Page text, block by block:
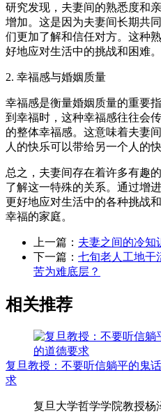
研究发现，夫妻间的熟悉度和
增加。这是因为夫妻间长期共
们更加了解和信任对方。这种
好地应对生活中的挑战和困难。
2. 幸福感与婚姻质量
幸福感是衡量婚姻质量的重要
到幸福时，这种幸福感往往会
的整体幸福感。这意味着夫妻
人的快乐可以带给另一个人的快
总之，夫妻间存在着许多有趣
了解这一特殊的关系。通过增
更好地应对生活中的各种挑战
幸福的家庭。
上一篇： 夫妻之间的冷知
下一篇： 七旬老人工地干
苦为难底层？
相关推荐
复旦教授：不要听信躺平的鬼
求
复旦大学哲学学院教授杨